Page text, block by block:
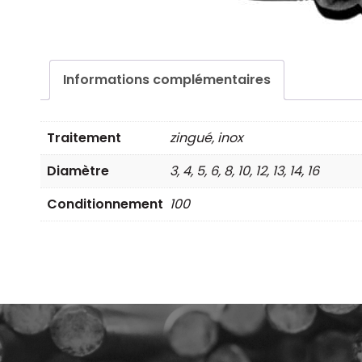
Informations complémentaires
Traitement
zingué, inox
Diamètre
3, 4, 5, 6, 8, 10, 12, 13, 14, 16
Conditionnement 100